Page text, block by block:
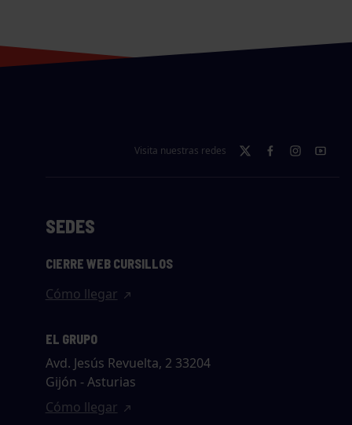
Visita nuestras redes
SEDES
CIERRE WEB CURSILLOS
Cómo llegar
EL GRUPO
Avd. Jesús Revuelta, 2 33204
Gijón - Asturias
Cómo llegar